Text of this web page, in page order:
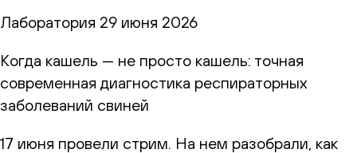
Лаборатория 29 июня 2026
Когда кашель — не просто кашель: точная
современная диагностика респираторных
заболеваний свиней
17 июня провели стрим. На нем разобрали, как